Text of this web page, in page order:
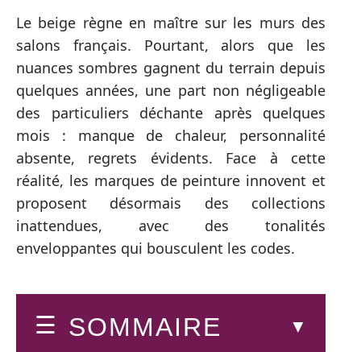
Le beige règne en maître sur les murs des
salons français. Pourtant, alors que les
nuances sombres gagnent du terrain depuis
quelques années, une part non négligeable
des particuliers déchante après quelques
mois : manque de chaleur, personnalité
absente, regrets évidents. Face à cette
réalité, les marques de peinture innovent et
proposent désormais des collections
inattendues, avec des tonalités
enveloppantes qui bousculent les codes.
SOMMAIRE